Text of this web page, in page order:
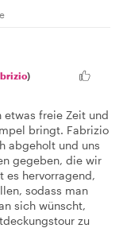
)
etwas freie Zeit und
bringt. Fabrizio
abgeholt und uns
gegeben, die wir
es hervorragend,
sodass man
sich wünscht,
zu